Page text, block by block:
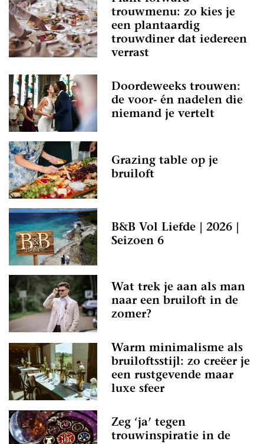
trouwmenu: zo kies je
een plantaardig
trouwdiner dat iedereen
verrast
Doordeweeks trouwen:
de voor- én nadelen die
niemand je vertelt
Grazing table op je
bruiloft
B&B Vol Liefde | 2026 |
Seizoen 6
Wat trek je aan als man
naar een bruiloft in de
zomer?
Warm minimalisme als
bruiloftsstijl: zo creëer je
een rustgevende maar
luxe sfeer
Zeg ‘ja’ tegen
trouwinspiratie in de